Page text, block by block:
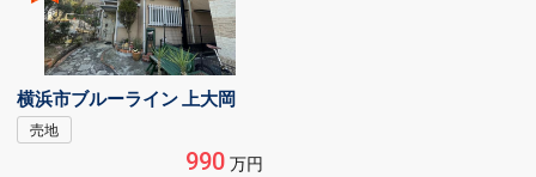
横浜市ブルーライン 上大岡
売地
990万円